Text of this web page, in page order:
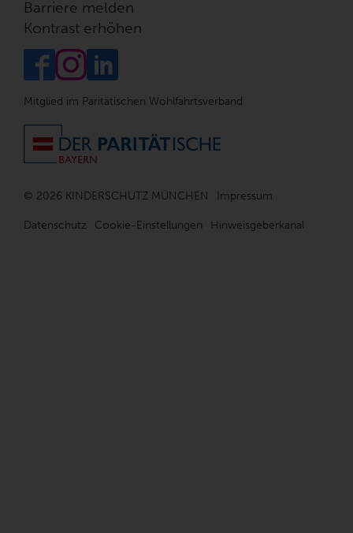
Barriere melden
Kontrast erhöhen
Mitglied im Paritätischen Wohlfahrtsverband
© 2026 KINDERSCHUTZ MÜNCHEN Impressum
Datenschutz Cookie-Einstellungen Hinweisgeberkanal